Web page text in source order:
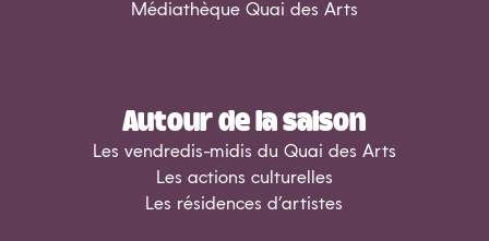
Médiathèque Quai des Arts
Autour de la saison
Les vendredis-midis du Quai des Arts
Les actions culturelles
Les résidences d’artistes